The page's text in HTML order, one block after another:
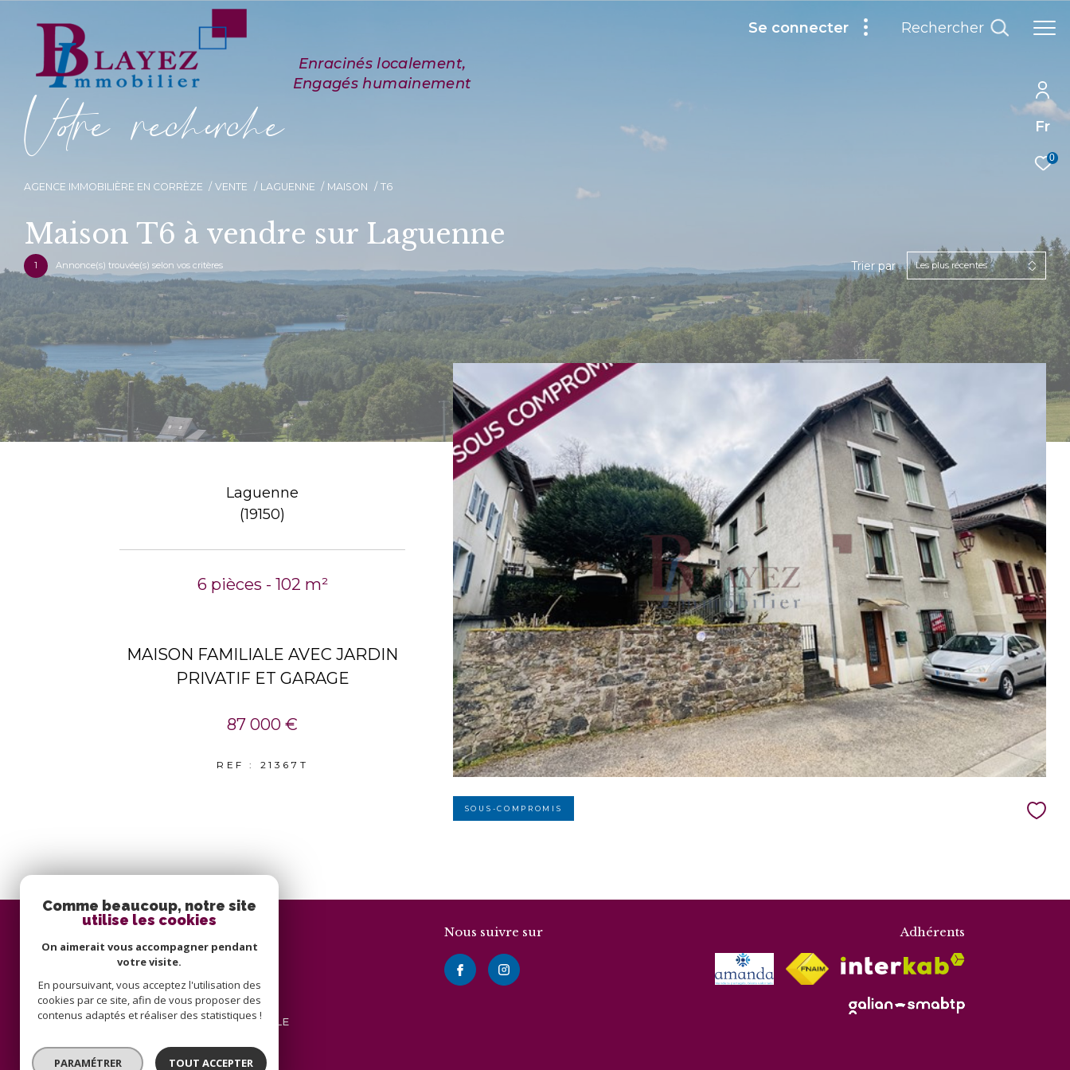
Fr
0
Se connecter Rechercher
Vore recece
AGENCE IMMOBILIÈRE EN CORRÈZE VENTE LAGUENNE MAISON T6
Maison T6 à vendre sur Laguenne
1 Annonce(s) trouvée(s) selon vos critères Trier par Les plus récentes
Laguenne
(19150)
6 pièces - 102 m²
MAISON FAMILIALE AVEC JARDIN
PRIVATIF ET GARAGE
87 000 €
REF : 21367T
SOUS-COMPROMIS
SIÈGE SOCIAL
05 55 93 34 34
contact@blayez-immobilier.fr
48 AVENUE CHARLES DE GAULLE
Nous suivre sur Adhérents
Comme beaucoup, notre site
utilise les cookies
On aimerait vous accompagner pendant
votre visite.
En poursuivant, vous acceptez l'utilisation des
cookies par ce site, afin de vous proposer des
contenus adaptés et réaliser des statistiques !
PARAMÉTRER TOUT ACCEPTER